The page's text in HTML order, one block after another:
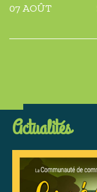
07 AOÛT
Actualités